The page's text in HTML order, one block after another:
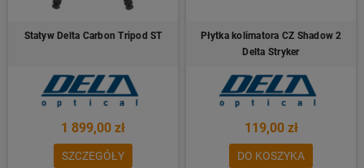
Statyw Delta Carbon Tripod ST
1 899,00 zł
SZCZEGÓŁY
Płytka kolimatora CZ Shadow 2
Delta Stryker
119,00 zł
DO KOSZYKA